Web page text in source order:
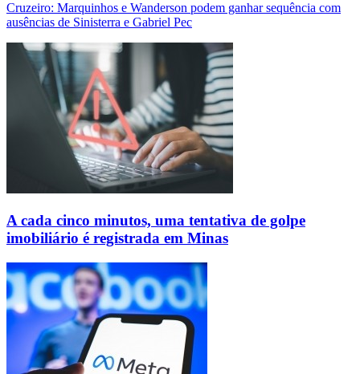
Cruzeiro: Marquinhos e Wanderson podem ganhar sequência com
ausências de Sinisterra e Gabriel Pec
A cada cinco minutos, uma tentativa de golpe
imobiliário é registrada em Minas